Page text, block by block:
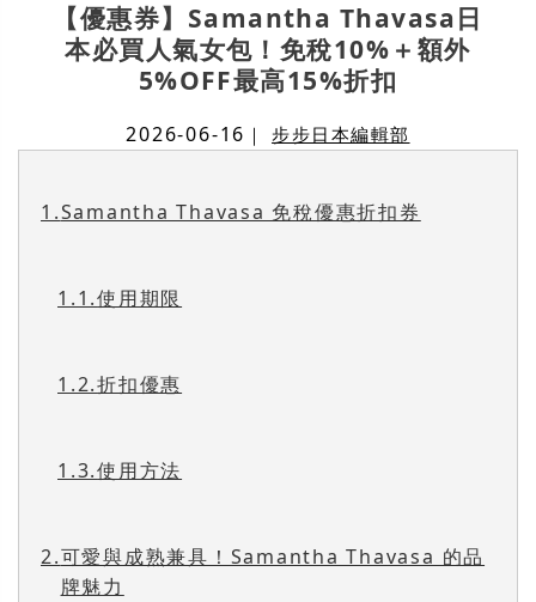
【優惠券】Samantha Thavasa日
本必買人氣女包！免稅10%＋額外
5%OFF最高15%折扣
2026-06-16 ｜步步日本編輯部
1.Samantha Thavasa 免稅優惠折扣券
1.1.使用期限
1.2.折扣優惠
1.3.使用方法
2.可愛與成熟兼具！Samantha Thavasa 的品
牌魅力